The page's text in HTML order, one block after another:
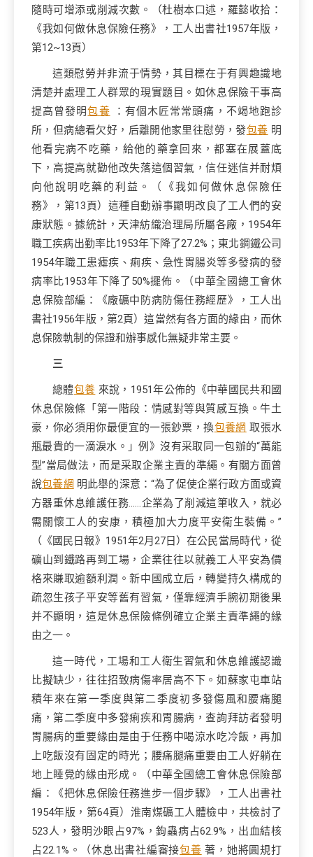
隨時可增添或削減次數。（杜樹本口述，羅懿收拾：
《我如何做休息保險任務》，工人出書社1957年版，
第12~13頁）
這類慰勞并非流于情勢，其目標在于有興趣識地
清楚并處理工人群眾的現實題目。如休息保險干事高
提高曾發明包養 ：有個木匠常常頭痛，不竭地跑診
所，但病總看欠好，后離開他家里往慰勞，發包養 明
他看完病不吃藥，給他的藥拿回來，都塞在展蓋底
下，高提高就勸他改失落這個習氣，信任迷信并耐煩
向他說明吃藥的利益。（《我如何做休息保險任
務》，第13頁）這種自動辦事顯明改良了工人們的安
康狀態。據統計，天津紡織治理局所屬各廠，1954年
職工疾病出勤率比1953年下降了27.2%；東北鋼鐵公司
1954年職工患瘧疾、痢疾、急性胃腸炎等多發病的發
病率比1953年下降了50%擺佈。（中華全國總工會休
息保險部編：《廠礦中防病防傷任務經歷》，工人出
書社1956年版，第2頁）這當然有各方面的緣由，而休
息保險軌制的保證和辦事感化無疑非常主要。
三
總體包養 來說，1951年公佈的《中華國民共和國
休息保險條「第一階段：情感對等與質感互換。牛土
豪，你必須用你最便宜的一張鈔票，換包養網 取張水
瓶最貴的一滴淚水。」例》沒有采取同一包辦的“萬能
型”當局做法，而是采取企業主責的準繩。有關方面曾
說包養網 明此舉的深意：“為了促使企業行政方面或資
方器重休息維護任務……企業為了削減這筆收入，就必
需關懷工人的安康，積極加大力度平安衛生裝備。”
（《國民日報》1951年2月27日）在公民當局時代，從
礦山到鐵路再到工場，企業往往以就義工人平安為價
格來賺取逾額利潤。新中國成立后，轉變持久構成的
疏忽生孩子平安等舊有習氣，僅靠經濟手腕初期後果
并不顯明，這是休息保險條例確立企業主責準繩的緣
由之一。
這一時代，工場和工人衛生習氣和休息維護認識
比擬缺少，往往招致病傷率居高不下。如蘇家屯車站
積年來在第一季度與第二季度初多發傷風和腰痛腿
痛，第二季度中多發痢疾和胃腸病，查詢拜訪者發明
胃腸病的重要緣由是由于任務中喝涼水吃冷飯，再加
上吃飯沒有固定的時光；腰痛腿痛重要由工人好躺在
地上睡覺的緣由形成。（中華全國總工會休息保險部
編：《把休息保險任務進步一個步驟》，工人出書社
1954年版，第64頁）淮南煤礦工人體檢中，共檢討了
523人，發明沙眼占97%，鉤蟲病占62.9%，出血結核
占22.1%。（休息出書社編審接包養 著，她將圓規打